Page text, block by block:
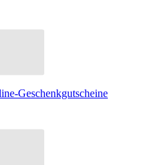
Geschenkgutscheine